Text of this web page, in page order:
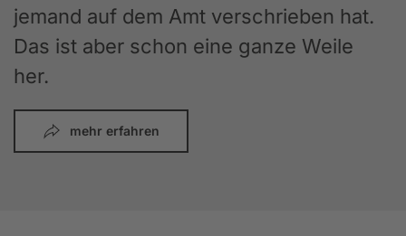
jemand auf dem Amt verschrieben hat.
Das ist aber schon eine ganze Weile
her.
mehr erfahren